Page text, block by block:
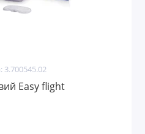
3.700545.02
Easy flight